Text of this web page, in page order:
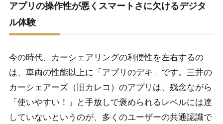
アプリの操作性が悪くスマートさに欠けるデジタ
ル体験
今の時代、カーシェアリングの利便性を左右するの
は、車両の性能以上に「アプリのデキ」です。三井の
カーシェアーズ（旧カレコ）のアプリは、残念ながら
「使いやすい！」と手放しで褒められるレベルには達
していないというのが、多くのユーザーの共通認識で